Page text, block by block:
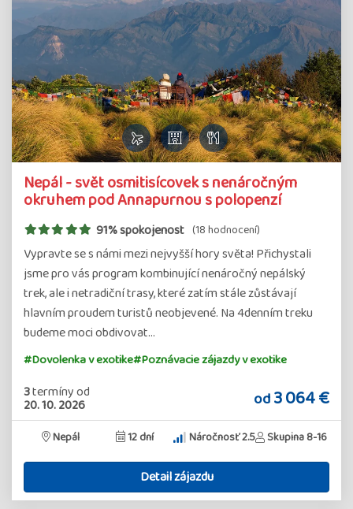
Nepál - svět osmitisícovek s nenáročným
okruhem pod Annapurnou s polopenzí
91% spokojenost (18 hodnocení)
Vypravte se s námi mezi nejvyšší hory světa! Přichystali
jsme pro vás program kombinující nenáročný nepálský
trek, ale i netradiční trasy, které zatím stále zůstávají
hlavním proudem turistů neobjevené. Na 4denním treku
budeme moci obdivovat…
#Dovolenka v exotike#Poznávacie zájazdy v exotike
3termínyod
20. 10. 2026 od3 064 €
Nepál 12 dní Náročnosť 2.5 Skupina 8-16
Detail zájazdu